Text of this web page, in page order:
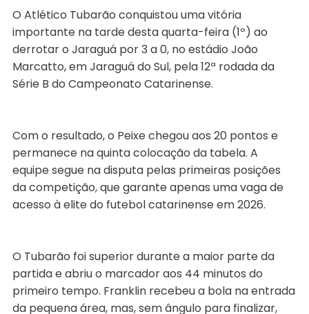
O Atlético Tubarão conquistou uma vitória
importante na tarde desta quarta-feira (1º) ao
derrotar o Jaraguá por 3 a 0, no estádio João
Marcatto, em Jaraguá do Sul, pela 12ª rodada da
Série B do Campeonato Catarinense.
Com o resultado, o Peixe chegou aos 20 pontos e
permanece na quinta colocação da tabela. A
equipe segue na disputa pelas primeiras posições
da competição, que garante apenas uma vaga de
acesso à elite do futebol catarinense em 2026.
O Tubarão foi superior durante a maior parte da
partida e abriu o marcador aos 44 minutos do
primeiro tempo. Franklin recebeu a bola na entrada
da pequena área, mas, sem ângulo para finalizar,